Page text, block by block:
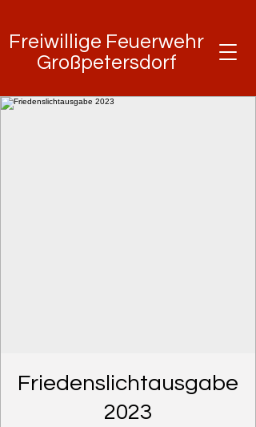
Freiwillige Feuerwehr
Großpetersdorf
Freiwillige Feuerwehr
Großpetersdorf
Friedenslichtausgabe
2023